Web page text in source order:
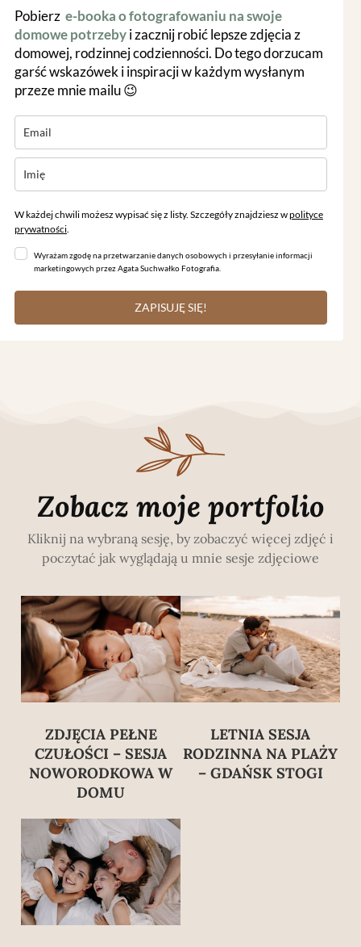
Pobierz e-booka o fotografowaniu na swoje
domowe potrzebyi zacznij robić lepsze zdjęcia z
domowej, rodzinnej codzienności. Do tego dorzucam
garść wskazówek i inspiracji w każdym wysłanym
przeze mnie mailu 😉
W każdej chwili możesz wypisać się z listy. Szczegóły znajdziesz wpolityce
prywatności.
Wyrażam zgodę na przetwarzanie danych osobowych i przesyłanie informacji
marketingowych przez Agata Suchwałko Fotografia.
ZAPISUJĘ SIĘ!
Zobacz moje portfolio
Kliknij na wybraną sesję, by zobaczyć więcej zdjęć i
poczytać jak wyglądają u mnie sesje zdjęciowe
ZDJĘCIA PEŁNE
CZUŁOŚCI – SESJA
NOWORODKOWA W
DOMU
LETNIA SESJA
RODZINNA NA PLAŻY
– GDAŃSK STOGI